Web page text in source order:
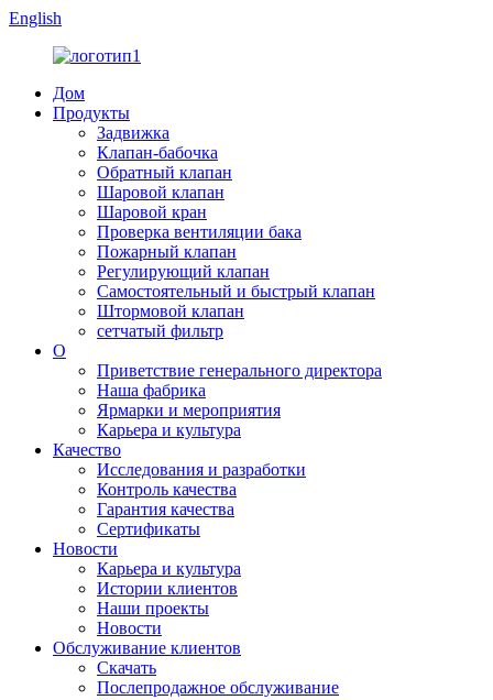
English
Дом
Продукты
Задвижка
Клапан-бабочка
Обратный клапан
Шаровой клапан
Шаровой кран
Проверка вентиляции бака
Пожарный клапан
Регулирующий клапан
Самостоятельный и быстрый клапан
Штормовой клапан
сетчатый фильтр
О
Приветствие генерального директора
Наша фабрика
Ярмарки и мероприятия
Карьера и культура
Качество
Исследования и разработки
Контроль качества
Гарантия качества
Сертификаты
Новости
Карьера и культура
Истории клиентов
Наши проекты
Новости
Обслуживание клиентов
Скачать
Послепродажное обслуживание